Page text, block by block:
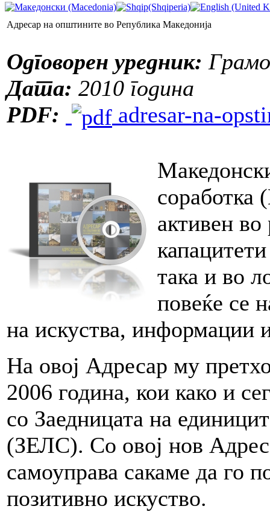
Адресар на општините во Република Македонија
Одговорен уредник:
Дата: 2010 година
PDF:
adresar-na-
активен во
така и во
повеќе се
на искуства, информации
На овој Адресар му
2006 година, кои како и
со Заедницата на
(ЗЕЛС). Со овој нов
самоуправа сакаме да го
позитивно искуство.